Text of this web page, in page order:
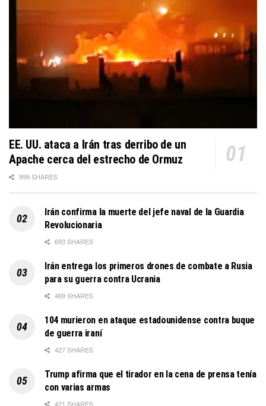
EE. UU. ataca a Irán tras derribo de un
Apache cerca del estrecho de Ormuz
999 SHARES
Irán confirma la muerte del jefe naval de la Guardia
Revolucionaria
693 SHARES
Irán entrega los primeros drones de combate a Rusia
para su guerra contra Ucrania
469 SHARES
104 murieron en ataque estadounidense contra buque
de guerra iraní
427 SHARES
Trump afirma que el tirador en la cena de prensa tenía
con varias armas
421 SHARES